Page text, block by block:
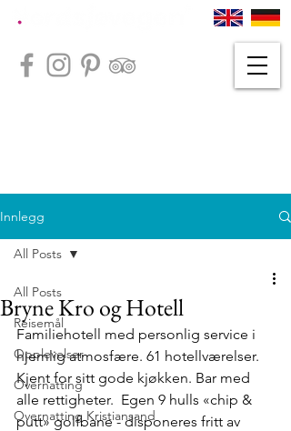
Innlegg
All Posts
Reisemål
Opplevelser
Overnatting
Overnatting Kristiansand
All Posts
Bryne Kro og Hotell
Familiehotell med personlig service i
hjemlig atmosfære. 61 hotellværelser.
Kjent for sitt gode kjøkken. Bar med
alle rettigheter.  Egen 9 hulls «chip &
putt» golfbane - disponeres fritt av